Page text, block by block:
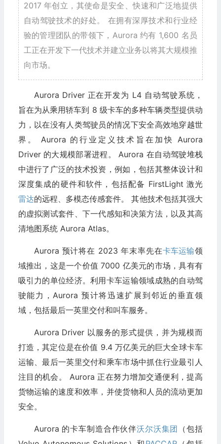
2017 年创立，其使命是安全、快速和广泛地提供
自动驾驶技术的好处。 在拥有深厚技术和行业经
验的管理团队的带领下，Aurora 约有 1,600 名员
工正在开发下一代技术并建立业务以将其大规模推
向市场。
Aurora Driver 正在开发为 L4 自动驾驶系统，
旨在为从乘用轿车到 8 级卡车的多种车辆类型提供动
力，以在没有人类驾驶员的情况下安全高效地穿越世
界。 Aurora 的行业定义技术旨在加快 Aurora
Driver 的大规模部署进程。 Aurora 在自动驾驶堆栈
中进行了广泛的技术投资，例如，包括其整体设计和
深度集成的硬件和软件，包括配备 FirstLight 激光
雷达的远程、多模态传感套件。 其他技术包括其强大
的虚拟测试套件、下一代感知和决策方法，以及其高
清地图系统 Aurora Atlas。
Aurora 预计将在 2023 年末率先在卡车运输领
域推出，这是一个价值 7000 亿美元的市场，具有有
吸引力的单位经济。利用卡车运输领域成熟的自动驾
驶能力，Aurora 预计将迅速扩展到邻近的垂直领
域，包括最后一英里交付和叫车服务。
Aurora Driver 以服务的形式提供，并为规模而
打造，其定位是在价值 9.4 万亿美元的巨大全球卡车
运输、最后一英里交付和乘车市场中抓住行业最引人
注目的机会。 Aurora 正在努力增加交通便利，提高
货物运输的速度和效率，并使货物和人员的流动更加
安全。
Aurora 的卡车制造合作伙伴沃尔沃集团 （包括